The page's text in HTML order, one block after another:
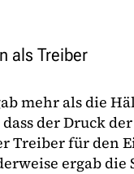
als Treiber
mehr als die
der Druck
Treiber für den
ergab die